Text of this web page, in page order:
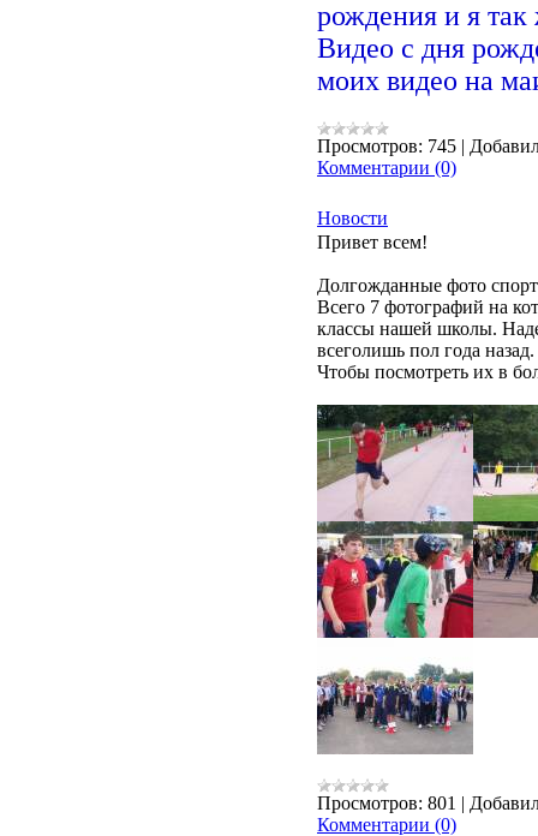
рождения и я так
Видео с дня
моих видео на
Просмотров: 745 |
Комментарии (0)
Новости
Привет всем!
Долгожданные фото
Всего 7 фотографий на
классы нашей школы.
всеголишь пол года назад.
Чтобы посмотреть их в
Просмотров: 801 |
Комментарии (0)